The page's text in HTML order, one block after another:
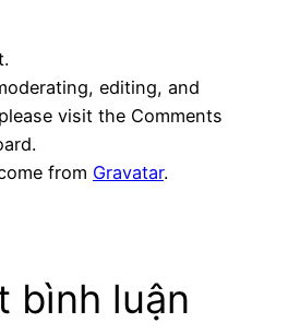
editing, and
visit the Comments
from Gravatar.
bình luận